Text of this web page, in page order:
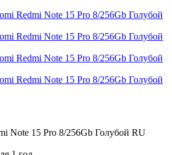
Note 15 Pro 8/256Gb Голубой RU